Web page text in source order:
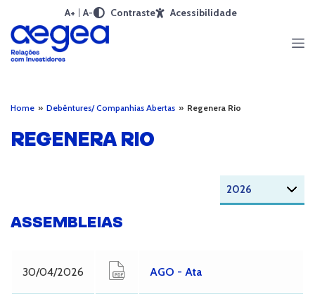
A+ A- Contraste Acessibilidade
Home » Debêntures/ Companhias Abertas » Regenera Rio
REGENERA RIO
ASSEMBLEIAS
30/04/2026 AGO - Ata